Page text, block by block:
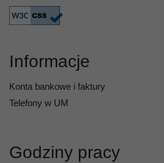
Informacje
Konta bankowe i faktury
Telefony w UM
Godziny pracy